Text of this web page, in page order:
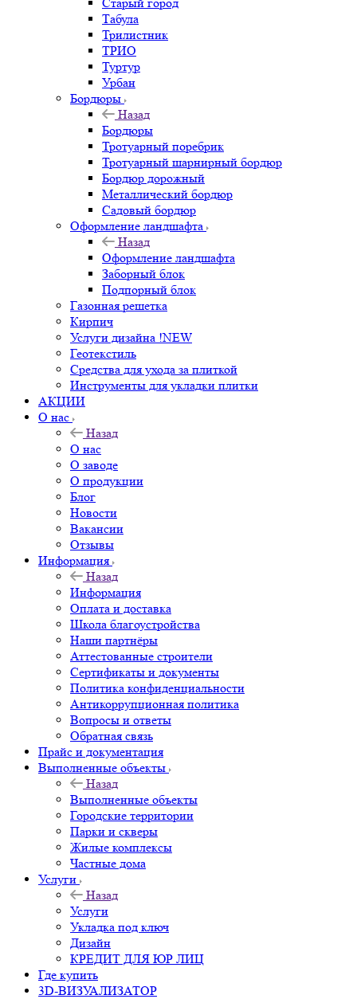
Табула
Трилистник
ТРИО
Туртур
Урбан
Бордюры
Назад
Бордюры
Тротуарный поребрик
Тротуарный шарнирный бордюр
Бордюр дорожный
Металлический бордюр
Садовый бордюр
Оформление ландшафта
Назад
Оформление ландшафта
Заборный блок
Подпорный блок
Газонная решетка
Кирпич
Услуги дизайна !NEW
Геотекстиль
Средства для ухода за плиткой
Инструменты для укладки плитки
АКЦИИ
О нас
Назад
О нас
О заводе
О продукции
Блог
Новости
Вакансии
Отзывы
Информация
Назад
Информация
Оплата и доставка
Школа благоустройства
Наши партнёры
Аттестованные строители
Сертификаты и документы
Политика конфиденциальности
Антикоррупционная политика
Вопросы и ответы
Обратная связь
Прайс и документация
Выполненные объекты
Назад
Выполненные объекты
Городские территории
Парки и скверы
Жилые комплексы
Частные дома
Услуги
Назад
Услуги
Укладка под ключ
Дизайн
КРЕДИТ ДЛЯ ЮР ЛИЦ
Где купить
3D-ВИЗУАЛИЗАТОР